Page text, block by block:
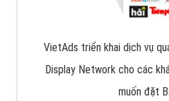
VietAds triển khai dịch vụ
Display Network cho các
muốn đặt